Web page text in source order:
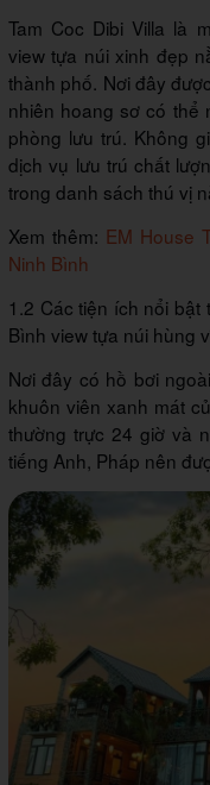
Tam Coc Dibi Villa là
view tựa núi xinh đẹp
thành phố. Nơi đây
nhiên hoang sơ có thể
phòng lưu trú. Không
dịch vụ lưu trú chất
trong danh sách thú vị
Xem thêm: EM House
Ninh Bình
1.2 Các tiện ích nổi bật
Bình view tựa núi hùng
Nơi đây có hồ bơi
khuôn viên xanh mát
thường trực 24 giờ và
tiếng Anh, Pháp nên